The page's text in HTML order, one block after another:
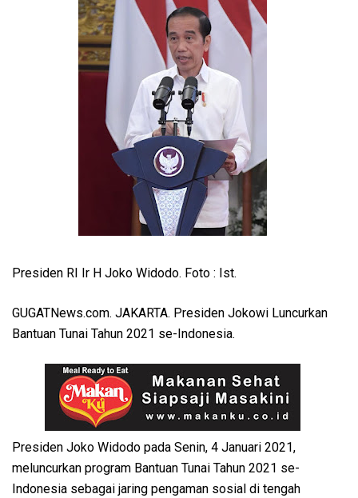
Presiden RI Ir H Joko Widodo. Foto : Ist.
GUGATNews.com. JAKARTA. Presiden Jokowi Luncurkan
Bantuan Tunai Tahun 2021 se-Indonesia.
Presiden Joko Widodo pada Senin, 4 Januari 2021,
meluncurkan program Bantuan Tunai Tahun 2021 se-
Indonesia sebagai jaring pengaman sosial di tengah